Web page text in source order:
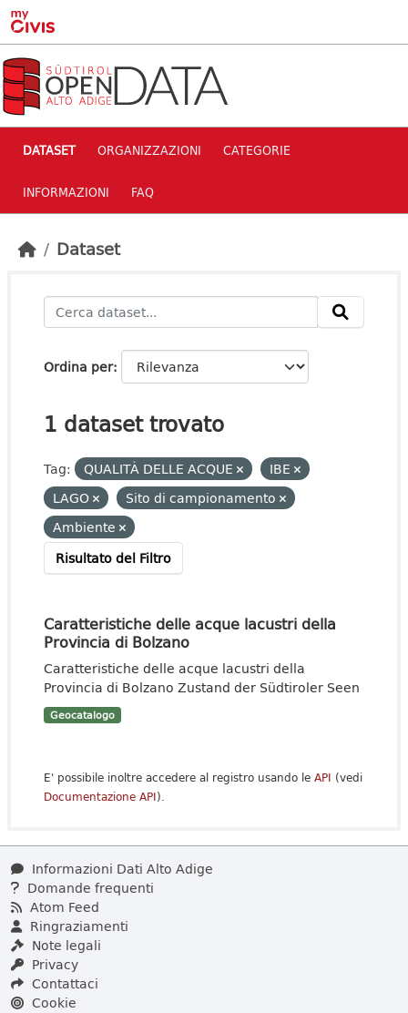
Skip to main content
DATASET ORGANIZZAZIONI CATEGORIE
INFORMAZIONI FAQ
Dataset
Ordina per
1 dataset trovato
Tag: QUALITÀ DELLE ACQUE
IBE
LAGO
Sito di campionamento
Ambiente
Risultato del Filtro
Caratteristiche delle acque lacustri della
Provincia di Bolzano
Caratteristiche delle acque lacustri della
Provincia di Bolzano Zustand der Südtiroler Seen
Geocatalogo
E' possibile inoltre accedere al registro usando le API (vedi
Documentazione API).
Informazioni Dati Alto Adige
Domande frequenti
Atom Feed
Ringraziamenti
Note legali
Privacy
Contattaci
Cookie